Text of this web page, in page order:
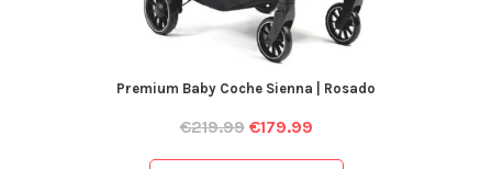
Premium Baby Coche Sienna | Rosado
€219.99 €179.99